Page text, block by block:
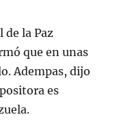
de la Paz
que en unas
Adempas, dijo
es